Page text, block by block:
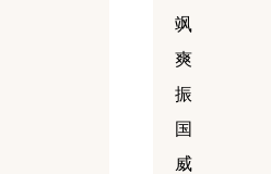
飒
爽
振
国
威